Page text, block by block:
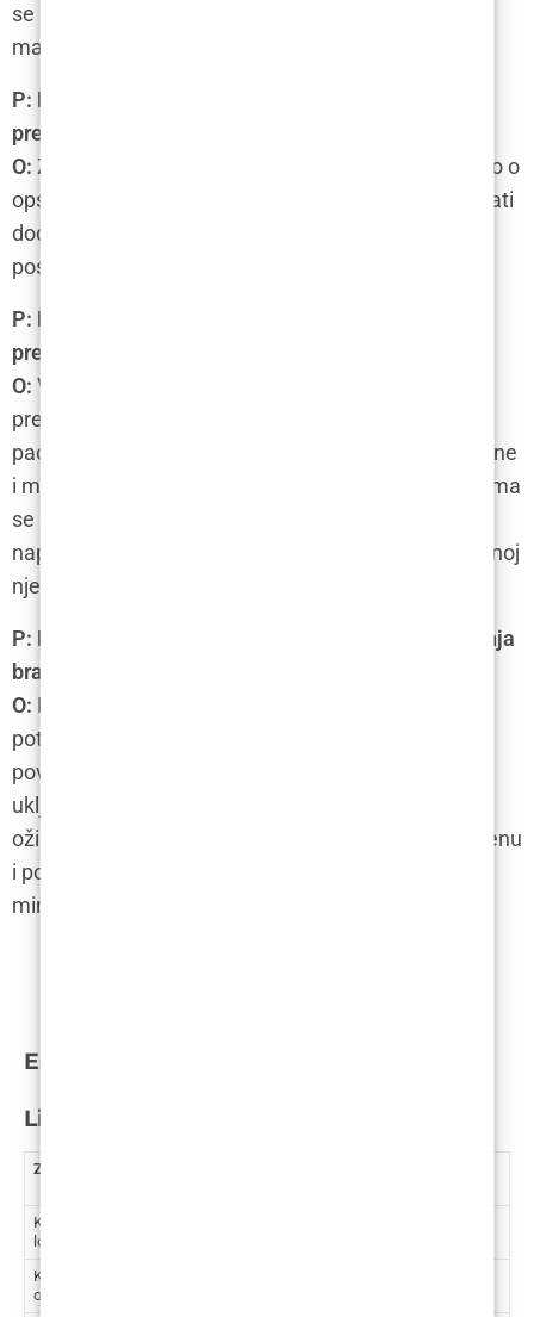
se izvodi pod anestezijom, a uključuje pravljenje
malog reza za umetanje koštanih transplantata.
P: Koliko dugo traje postupak povećanja brade
presađivanjem kosti?
O: Zahvat obično traje od jednog do dva sata, ovisno o
opsegu operacije. Međutim, pacijenti trebaju planirati
dodatno vrijeme za predoperativne pripreme i
postoperativni oporavak.
P: Koliko je vrijeme oporavka za povećanje brade
presađivanjem kosti?
O: Vrijeme oporavka za povećanje brade
presađivanjem kosti razlikuje se od pacijenta do
pacijenta. Međutim, pacijenti obično osjećaju otekline
i modrice oko dva tjedna nakon postupka. Pacijentima
se savjetuje da tijekom tog vremena izbjegavaju
naporne aktivnosti i da slijede upute o postoperativnoj
njezi koje im daje njihov kirurg.
P: Koji su potencijalni rizici i komplikacije povećanja
brade presađivanjem kosti?
O: Kao i kod svakog kirurškog zahvata, postoje
potencijalni rizici i komplikacije povezani s
povećanjem brade presađivanjem kosti. To može
uključivati krvarenje, infekciju, oštećenje živaca i
ožiljke. Međutim, uz pravilnu prijeoperacijsku procjenu
i postoperativnu njegu, rizici se mogu svesti na
minimum.
Estetska kirugija – Cijene u Hrvatskoj
Lice i vrat
Zahvat
Korekcija očnih kapaka (donji ili gornji) –
lokalna anestezija
Korekcija očnih kapaka (donji ili gornji) –
opća anestezija